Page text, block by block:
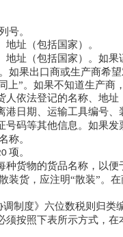
号。
址（包括国家）。
地址（包括国家）。如
如果出口商或生产商希
”。如果不知道生产商
依法登记的名称、地址
日期、运输工具编号、
码等其他信息。如果
称。
项。
货物的货品名称，以
装货，应注明“散装”。
制度》六位数税则归类
须按照下表所示方式，在